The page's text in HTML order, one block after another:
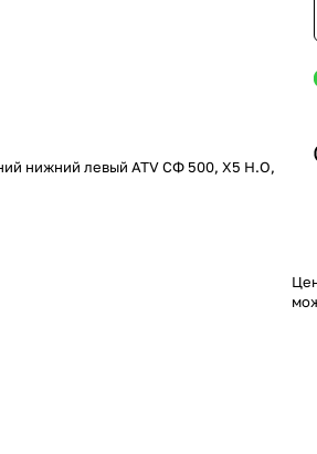
нижний левый ATV СФ 500, X5 H.O,